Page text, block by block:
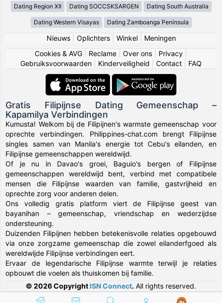
Dating Region XII Dating SOCCSKSARGEN Dating South Australia
Dating Western Visayas Dating Zamboanga Peninsula
Nieuws| Oplichters| Winkel| Meningen
Cookies & AVG
Reclame Over ons Privacy
Gebruiksvoorwaarden
Kinderveiligheid Contact FAQ
Gratis Filipijnse Dating Gemeenschap –
Kapamilya Verbindingen
Kumusta! Welkom bij de Filipijnen's warmste gemeenschap voor
oprechte verbindingen. Philippines-chat.com brengt Filipijnse
singles samen van Manila's energie tot Cebu's eilanden, en
Filipijnse gemeenschappen wereldwijd.
Of je nu in Davao's groei, Baguio's bergen of Filipijnse
gemeenschappen wereldwijd bent, verbind met compatibele
mensen die Filipijnse waarden van familie, gastvrijheid en
oprechte zorg voor anderen delen.
Ons volledig gratis platform viert de Filipijnse geest van
bayanihan – gemeenschap, vriendschap en wederzijdse
ondersteuning.
Duizenden Filipijnen hebben betekenisvolle relaties opgebouwd
via onze zorgzame gemeenschap die zowel eilanderfgoed als
wereldwijde Filipijnse verbindingen eert.
Ervaar de legendarische Filipijnse warmte terwijl je relaties
opbouwt die voelen als thuiskomen bij familie.
© 2026 Copyright ISN Connect. All rights reserved.